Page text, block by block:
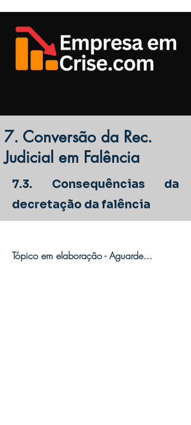
7. Conversão da Rec.
Judicial em Falência
7.3. Consequências da
decretação da falência
Tópico em elaboração - Aguarde...